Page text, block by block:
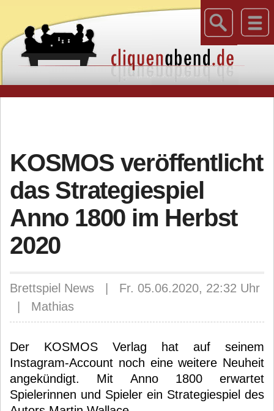
KOSMOS veröffentlicht
das Strategiespiel
Anno 1800 im Herbst
2020
Brettspiel News | Fr. 05.06.2020, 22:32 Uhr
| Mathias
Der KOSMOS Verlag hat auf seinem
Instagram-Account noch eine weitere Neuheit
angekündigt. Mit Anno 1800 erwartet
Spielerinnen und Spieler ein Strategiespiel des